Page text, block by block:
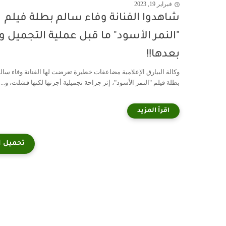
فبراير 19, 2023
شاهدوا الفنانة وفاء سالم بطلة فيلم
"النمر الأسود" ما قبل عملية التجميل
بعدها!!
وكالة البيارق الإعلامية مضاعفات خطيرة تعرضت لها الفنانة وفاء
بطلة فيلم "النمر الأسود"، إثر جراحة تجميلية أجرتها لكنها فشلت، و...